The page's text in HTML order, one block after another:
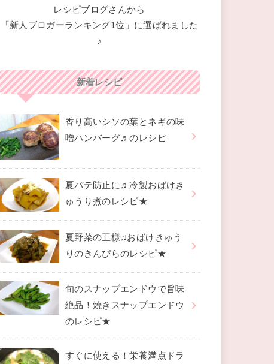
レシピブログさんから
「新人ブロガーランキング1位」に選ばれました
♪
新着レシピ
香り高いシソの葉とネギの味
噌ハンバーグ♬のレシピ
夏バテ防止に♬冷製おばけき
ゅうり煮のレシピ★
夏野菜の王様♫おばけきゅう
りのきんぴらのレシピ★
旬のスナップエンドウで旨味
絶品！焼きスナップエンドウ
のレシピ★
すぐに使える！栄養満点ドラ